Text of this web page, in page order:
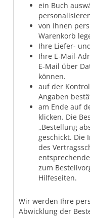
ein Buch
von Ihnen
Warenkorb
Ihre Liefer-
Ihre E-Mail-
E-Mail über
können.
auf der
Angaben
am Ende auf
klicken. Die
„Bestellung
geschickt. Die
des
zum
Hilfeseiten.
Wir werden Ihre
Abwicklung der